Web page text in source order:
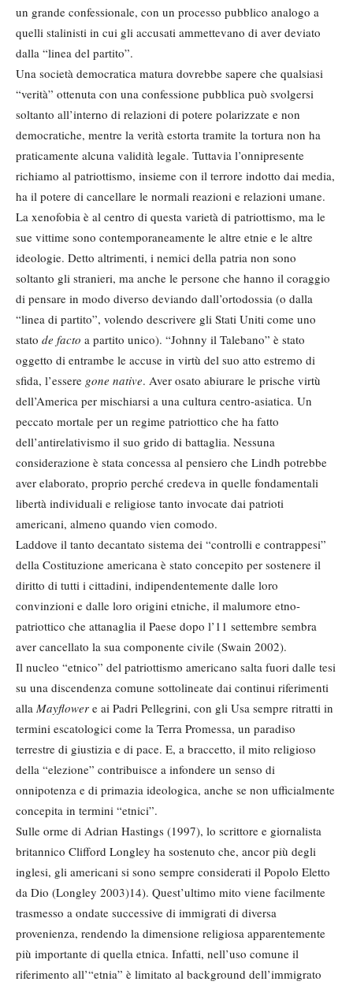
un grande confessionale, con un processo pubblico analogo a
quelli stalinisti in cui gli accusati ammettevano di aver deviato
dalla “linea del partito”.
Una società democratica matura dovrebbe sapere che qualsiasi
“verità” ottenuta con una confessione pubblica può svolgersi
soltanto all’interno di relazioni di potere polarizzate e non
democratiche, mentre la verità estorta tramite la tortura non ha
praticamente alcuna validità legale. Tuttavia l’onnipresente
richiamo al patriottismo, insieme con il terrore indotto dai media,
ha il potere di cancellare le normali reazioni e relazioni umane.
La xenofobia è al centro di questa varietà di patriottismo, ma le
sue vittime sono contemporaneamente le altre etnie e le altre
ideologie. Detto altrimenti, i nemici della patria non sono
soltanto gli stranieri, ma anche le persone che hanno il coraggio
di pensare in modo diverso deviando dall’ortodossia (o dalla
“linea di partito”, volendo descrivere gli Stati Uniti come uno
stato de facto a partito unico). “Johnny il Talebano” è stato
oggetto di entrambe le accuse in virtù del suo atto estremo di
sfida, l’essere gone native. Aver osato abiurare le prische virtù
dell’America per mischiarsi a una cultura centro-asiatica. Un
peccato mortale per un regime patriottico che ha fatto
dell’antirelativismo il suo grido di battaglia. Nessuna
considerazione è stata concessa al pensiero che Lindh potrebbe
aver elaborato, proprio perché credeva in quelle fondamentali
libertà individuali e religiose tanto invocate dai patrioti
americani, almeno quando vien comodo.
Laddove il tanto decantato sistema dei “controlli e contrappesi”
della Costituzione americana è stato concepito per sostenere il
diritto di tutti i cittadini, indipendentemente dalle loro
convinzioni e dalle loro origini etniche, il malumore etno-
patriottico che attanaglia il Paese dopo l’11 settembre sembra
aver cancellato la sua componente civile (Swain 2002).
Il nucleo “etnico” del patriottismo americano salta fuori dalle tesi
su una discendenza comune sottolineate dai continui riferimenti
alla Mayflower e ai Padri Pellegrini, con gli Usa sempre ritratti in
termini escatologici come la Terra Promessa, un paradiso
terrestre di giustizia e di pace. E, a braccetto, il mito religioso
della “elezione” contribuisce a infondere un senso di
onnipotenza e di primazia ideologica, anche se non ufficialmente
concepita in termini “etnici”.
Sulle orme di Adrian Hastings (1997), lo scrittore e giornalista
britannico Clifford Longley ha sostenuto che, ancor più degli
inglesi, gli americani si sono sempre considerati il Popolo Eletto
da Dio (Longley 2003)14). Quest’ultimo mito viene facilmente
trasmesso a ondate successive di immigrati di diversa
provenienza, rendendo la dimensione religiosa apparentemente
più importante di quella etnica. Infatti, nell’uso comune il
riferimento all’“etnia” è limitato al background dell’immigrato